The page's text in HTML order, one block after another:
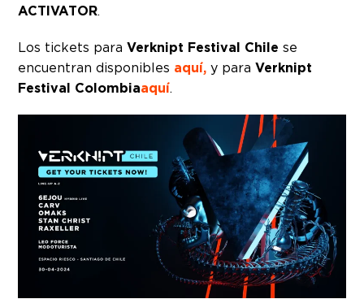
ACTIVATOR.
Los tickets paraVerknipt Festival Chile se
encuentran disponibles aquí,y paraVerknipt
Festival Colombiaaquí.